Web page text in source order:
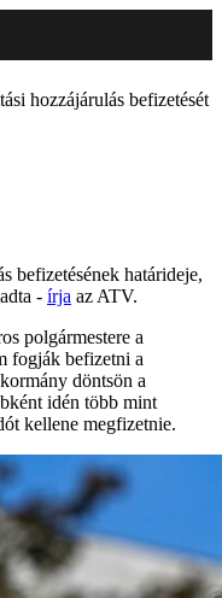
hozzájárulás befizetését
befizetésének határideje,
- írja az ATV.
polgármestere a
fogják befizetni a
döntsön a
idén több mint
kellene megfizetnie.